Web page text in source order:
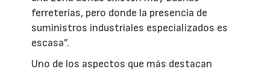
ferreterías, pero donde la presencia de
suministros industriales especializados es
escasa”.
Uno de los aspectos que más destacan